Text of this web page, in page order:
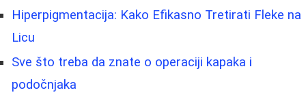
Hiperpigmentacija: Kako Efikasno Tretirati Fleke na
Licu
Sve što treba da znate o operaciji kapaka i
podočnjaka